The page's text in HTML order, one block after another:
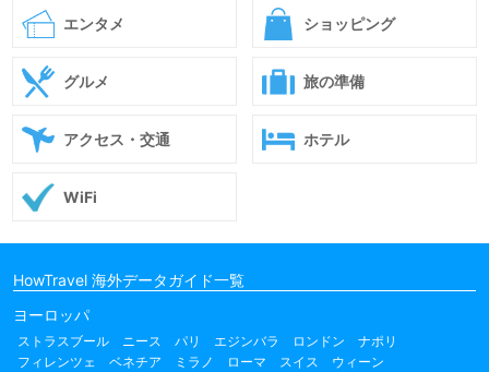
エンタメ ショッピング
グルメ 旅の準備
アクセス・交通 ホテル
WiFi
HowTravel 海外データガイド一覧
ヨーロッパ
ストラスブール ニース パリ エジンバラ ロンドン
ナポリ
フィレンツェ
ベネチア ミラノ ローマ スイス
ウィーン